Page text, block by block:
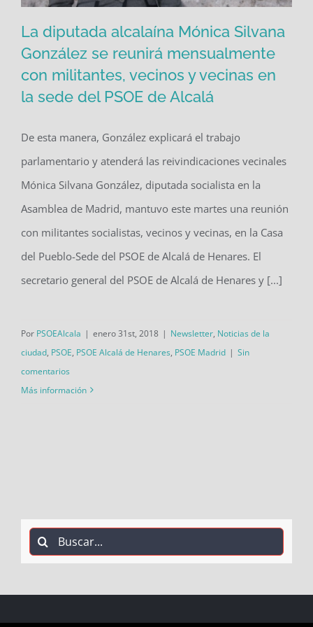
La diputada alcalaína Mónica Silvana
González se reunirá mensualmente
La diputada alcalaína Mónica Silvana
González se reunirá mensualmente
con militantes, vecinos y vecinas en
la sede del PSOE de Alcalá
De esta manera, González explicará el trabajo
parlamentario y atenderá las reivindicaciones vecinales
Mónica Silvana González, diputada socialista en la
Asamblea de Madrid, mantuvo este martes una reunión
con militantes socialistas, vecinos y vecinas, en la Casa
del Pueblo-Sede del PSOE de Alcalá de Henares. El
secretario general del PSOE de Alcalá de Henares y [...]
Por PSOEAlcala | enero 31st, 2018 | Newsletter, Noticias de la
ciudad, PSOE, PSOE Alcalá de Henares, PSOE Madrid | Sin
comentarios
Más información
Buscar: